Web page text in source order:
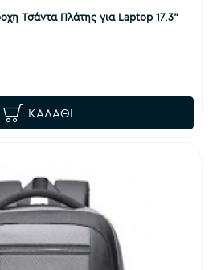
Τσάντα Πλάτης για Laptop 17.3"
ΚΑΛΆΘΙ